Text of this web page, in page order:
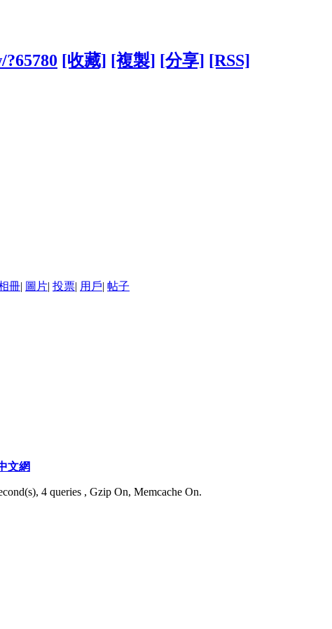
[收藏] [複製] [分享] [RSS]
冊| 圖片| 投票| 用戶| 帖子
文網
4 queries , Gzip On, Memcache On.